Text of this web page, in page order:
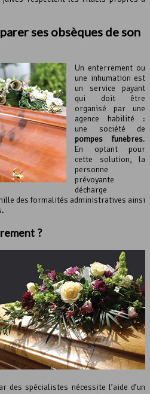
ses obsèques de son
Un enterrement ou
une inhumation est
un service payant
qui doit être
organisé par une
agence habilité :
une société de
pompes funèbres.
En optant pour
cette solution, la
personne
prévoyante
décharge
des formalités administratives ainsi
?
des spécialistes nécessite l’aide d’un